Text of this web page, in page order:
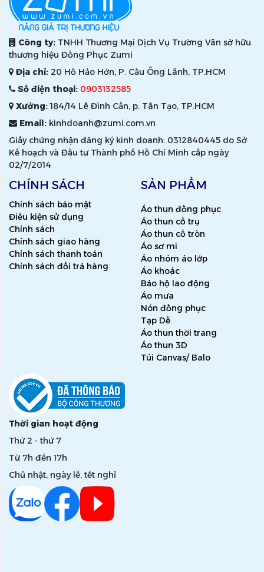
Công ty: TNHH Thương Mại Dịch Vụ Trường Vân sở hữu
thương hiệu Đồng Phục Zumi
Địa chỉ: 20 Hồ Hảo Hớn, P. Cầu Ông Lãnh, TP.HCM
Số điện thoại: 0903132585
Xưởng:184/14 Lê Đình Cẩn, p. Tân Tạo, TP.HCM
Email: kinhdoanh@zumi.com.vn
Giấy chứng nhận đăng ký kinh doanh: 0312840445 do Sở
Kế hoạch và Đầu tư Thành phố Hồ Chí Minh cấp ngày
02/7/2014
CHÍNH SÁCH
Chính sách bảo mật
Điều kiện sử dụng
Chính sách
Chính sách giao hàng
Chính sách thanh toán
Chính sách đổi trả hàng
SẢN PHẨM
Áo thun đồng phục
Áo thun cổ trụ
Áo thun cổ tròn
Áo sơ mi
Áo nhóm áo lớp
Áo khoác
Bảo hộ lao động
Áo mưa
Nón đồng phục
Tạp Dề
Áo thun thời trang
Áo thun 3D
Túi Canvas/ Balo
Thời gian hoạt động
Thứ 2 - thứ 7
Từ 7h đến 17h
Chủ nhật, ngày lễ, tết nghỉ